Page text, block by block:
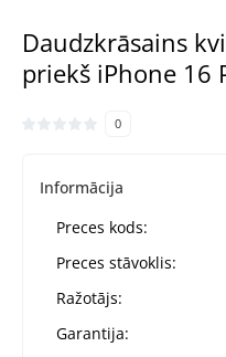
Daudzkrāsains
priekš iPhone 16
0
Informācija
Preces kods:
Preces stāvoklis:
Ražotājs:
Garantija: